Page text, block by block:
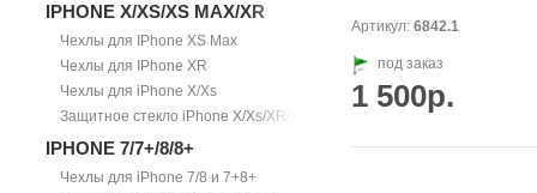
IPHONE X/XS/XS MAX/XR
Чехлы для IPhone XS Max
Чехлы для IPhone XR
Чехлы для iPhone X/Xs
Защитное стекло iPhone X/Xs/XR/Xs Max
IPHONE 7/7+/8/8+
Чехлы для iPhone 7/8 и 7+8+
Артикул: 6842.1
под заказ
1 500р.